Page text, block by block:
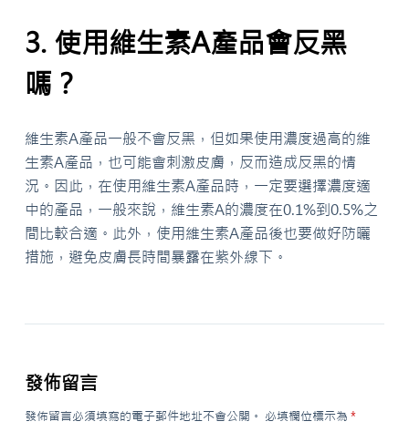
3. 使用維生素A產品會反黑
嗎？
維生素A產品一般不會反黑，但如果使用濃度過高的維
生素A產品，也可能會刺激皮膚，反而造成反黑的情
況。因此，在使用維生素A產品時，一定要選擇濃度適
中的產品，一般來說，維生素A的濃度在0.1%到0.5%之
間比較合適。此外，使用維生素A產品後也要做好防曬
措施，避免皮膚長時間暴露在紫外線下。
發佈留言
發佈留言必須填寫的電子郵件地址不會公開。 必填欄位標示為 *